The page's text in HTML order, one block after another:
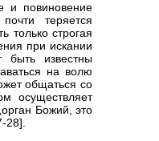
и повиновение
теряется
только строгая
при искании
известны
на волю
общаться со
осуществляет
Божий, это
28].